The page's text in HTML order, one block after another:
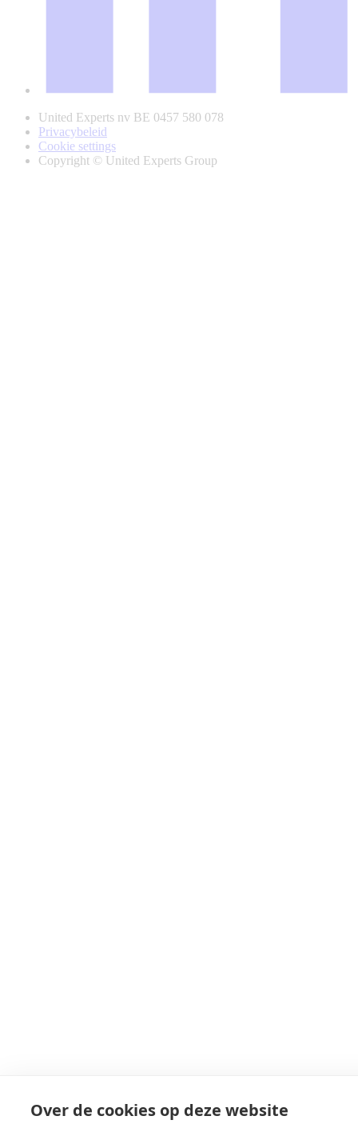
United Experts nv BE 0457 580 078
Privacybeleid
Cookie settings
Copyright © United Experts Group
Over de cookies op deze website